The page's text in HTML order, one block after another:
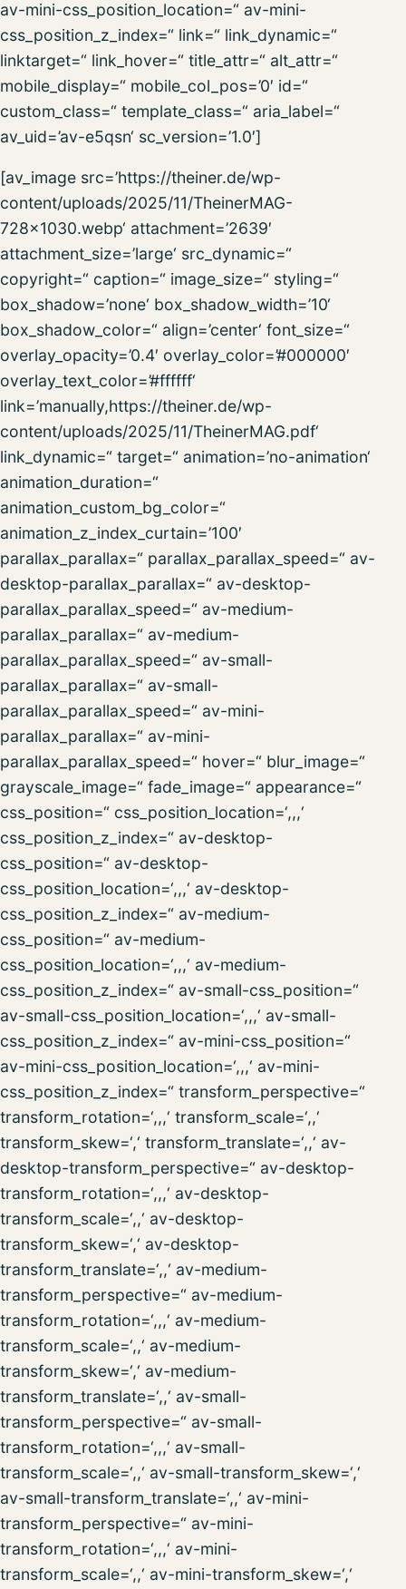
av-mini-css_position_location=“ av-mini-
css_position_z_index=“ link=“ link_dynamic=“
linktarget=“ link_hover=“ title_attr=“ alt_attr=“
mobile_display=“ mobile_col_pos=’0′ id=“
custom_class=“ template_class=“ aria_label=“
av_uid=’av-e5qsn‘ sc_version=’1.0′]
[av_image src=’https://theiner.de/wp-
content/uploads/2025/11/TheinerMAG-
728×1030.webp‘ attachment=’2639′
attachment_size=’large‘ src_dynamic=“
copyright=“ caption=“ image_size=“ styling=“
box_shadow=’none‘ box_shadow_width=’10‘
box_shadow_color=“ align=’center‘ font_size=“
overlay_opacity=’0.4′ overlay_color=’#000000′
overlay_text_color=’#ffffff‘
link=’manually,https://theiner.de/wp-
content/uploads/2025/11/TheinerMAG.pdf‘
link_dynamic=“ target=“ animation=’no-animation‘
animation_duration=“
animation_custom_bg_color=“
animation_z_index_curtain=’100′
parallax_parallax=“ parallax_parallax_speed=“ av-
desktop-parallax_parallax=“ av-desktop-
parallax_parallax_speed=“ av-medium-
parallax_parallax=“ av-medium-
parallax_parallax_speed=“ av-small-
parallax_parallax=“ av-small-
parallax_parallax_speed=“ av-mini-
parallax_parallax=“ av-mini-
parallax_parallax_speed=“ hover=“ blur_image=“
grayscale_image=“ fade_image=“ appearance=“
css_position=“ css_position_location=‘,,,‘
css_position_z_index=“ av-desktop-
css_position=“ av-desktop-
css_position_location=‘,,,‘ av-desktop-
css_position_z_index=“ av-medium-
css_position=“ av-medium-
css_position_location=‘,,,‘ av-medium-
css_position_z_index=“ av-small-css_position=“
av-small-css_position_location=‘,,,‘ av-small-
css_position_z_index=“ av-mini-css_position=“
av-mini-css_position_location=‘,,,‘ av-mini-
css_position_z_index=“ transform_perspective=“
transform_rotation=‘,,,‘ transform_scale=‘,,‘
transform_skew=‘,‘ transform_translate=‘,,‘ av-
desktop-transform_perspective=“ av-desktop-
transform_rotation=‘,,,‘ av-desktop-
transform_scale=‘,,‘ av-desktop-
transform_skew=‘,‘ av-desktop-
transform_translate=‘,,‘ av-medium-
transform_perspective=“ av-medium-
transform_rotation=‘,,,‘ av-medium-
transform_scale=‘,,‘ av-medium-
transform_skew=‘,‘ av-medium-
transform_translate=‘,,‘ av-small-
transform_perspective=“ av-small-
transform_rotation=‘,,,‘ av-small-
transform_scale=‘,,‘ av-small-transform_skew=‘,‘
av-small-transform_translate=‘,,‘ av-mini-
transform_perspective=“ av-mini-
transform_rotation=‘,,,‘ av-mini-
transform_scale=‘,,‘ av-mini-transform_skew=‘,‘